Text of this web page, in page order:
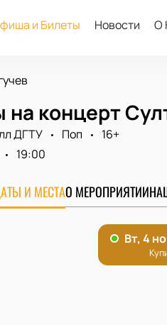
и Билеты Новости О
на концерт
ДГТУ Поп
16+
19:00
И МЕСТАО МЕРОПРИЯТИИ